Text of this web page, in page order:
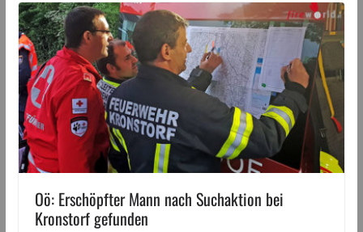
Oö: Erschöpfter Mann nach Suchaktion bei
Kronstorf gefunden